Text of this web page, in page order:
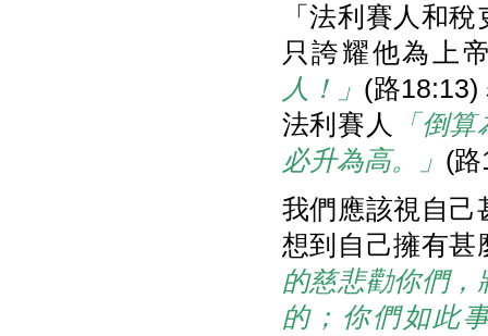
「法利賽人和
只誇耀他為上
人！」 (路18:13)
法利賽人
「倒
必升為高。」 (
我們應該視自己
想到自己擁有甚
的慈悲勸你們
的；你們如此